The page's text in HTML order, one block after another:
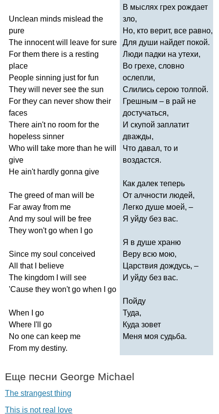
Unclean minds mislead the
pure
The innocent will leave for sure
For them there is a resting
place
People sinning just for fun
They will never see the sun
For they can never show their
faces
There ain't no room for the
hopeless sinner
Who will take more than he will
give
He ain't hardly gonna give
The greed of man will
be
Far away from me
And my soul will be free
They won't go when go
Since my soul conceived
All
that
believe
The kingdom will
see
'Cause they won't go when go
When
go
Where I'll
go
No one can keep me
From my destiny.
В мыслях грех рождает
зло,
Но, кто верит, все равно,
Для души найдет покой.
Люди падки на утехи,
Во грехе, словно
ослепли,
Слились серою толпой.
Грешным – в рай не
достучаться,
И скупой заплатит
дважды,
Что давал, то и
воздастся.
Как далек теперь
От алчности людей,
Легко душе моей, –
Я уйду без вас.
Я в душе храню
Веру всю мою,
Царствия дождусь, –
И уйду без вас.
Пойду
Туда,
Куда зовет
Меня моя судьба.
Еще песни George Michael
The strangest thing
This is not real love